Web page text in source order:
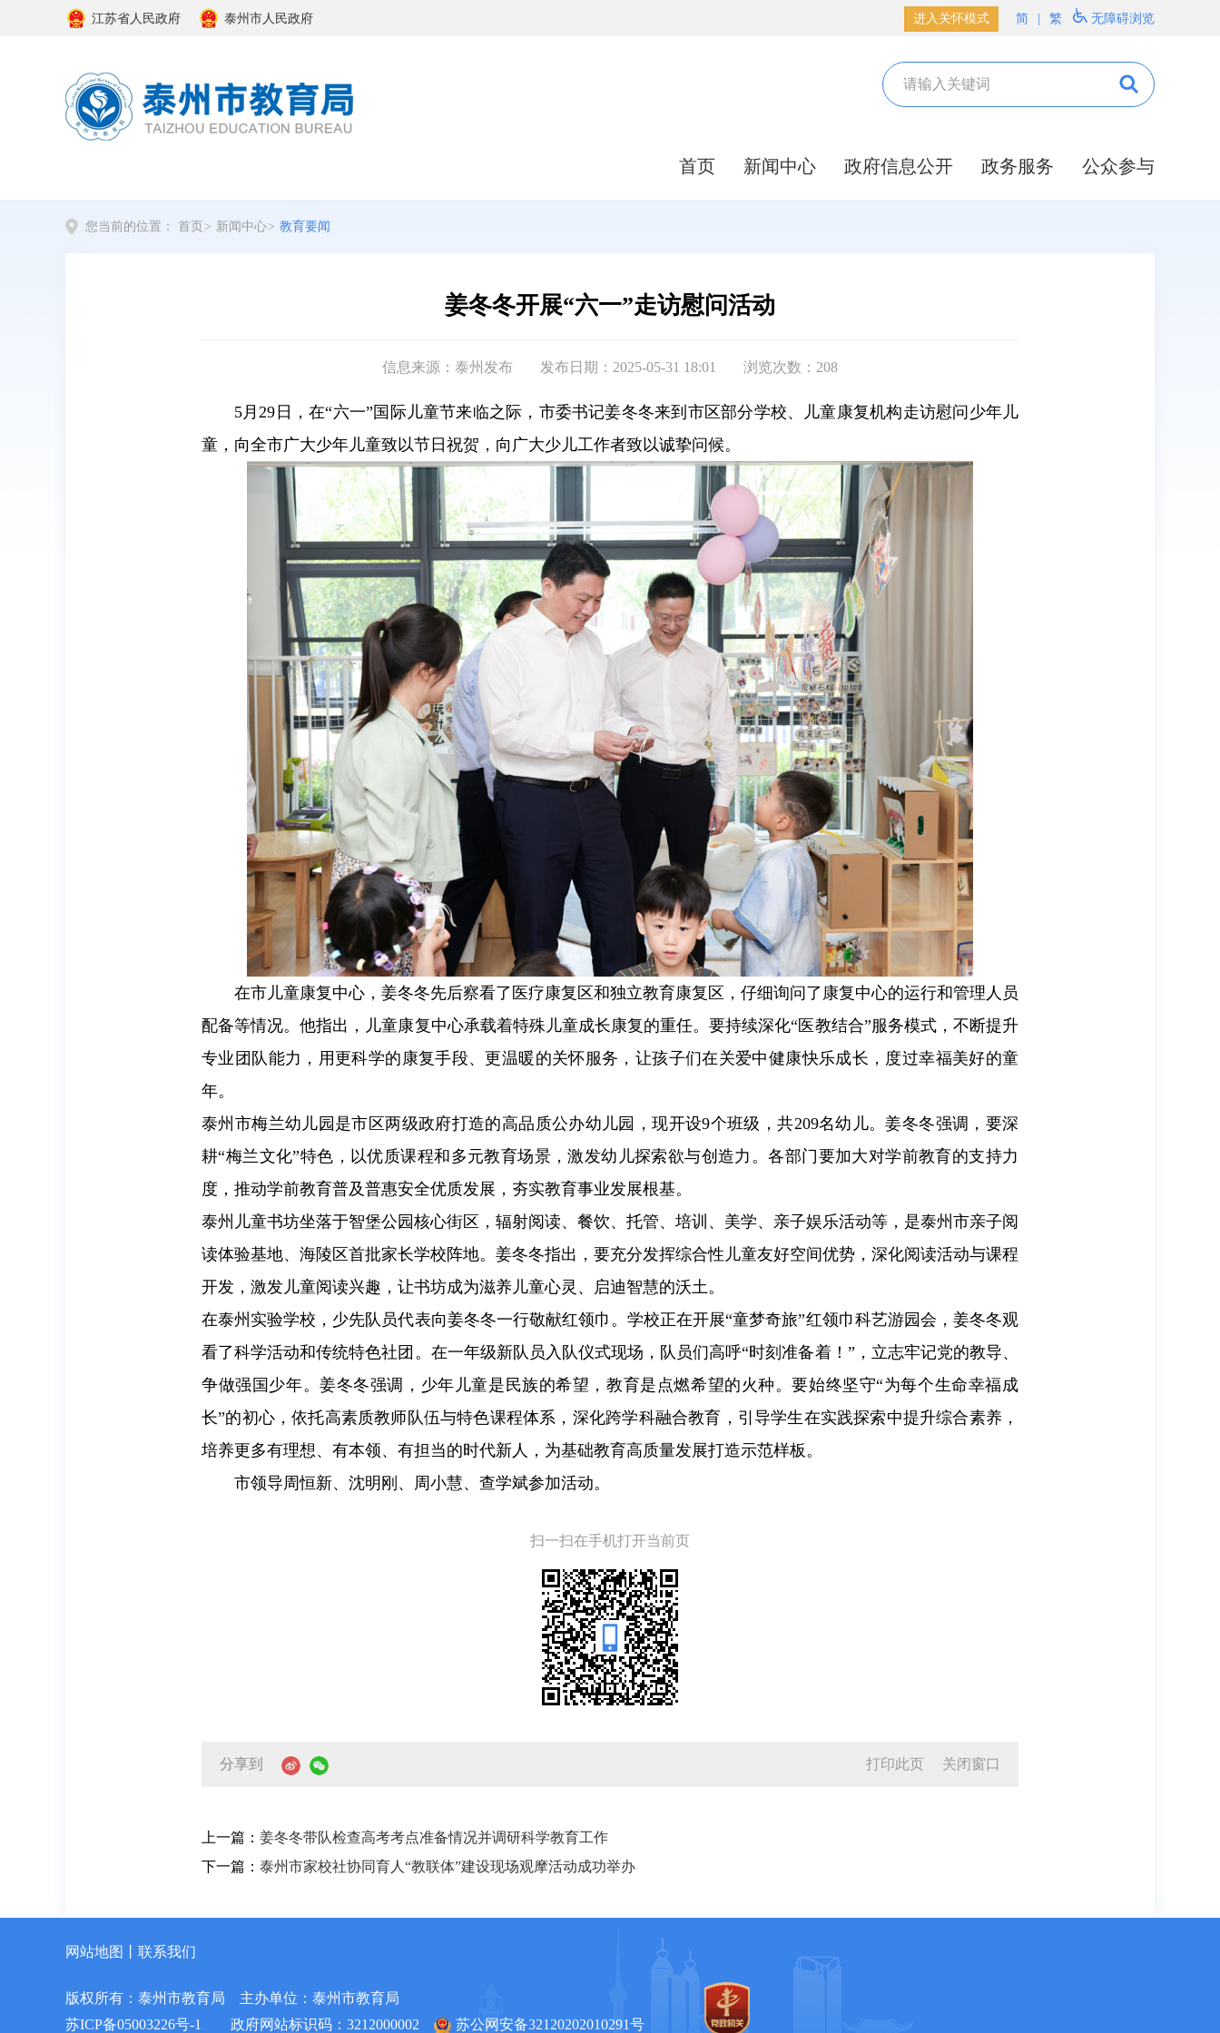
江苏省人民政府 泰州市人民政府 进入关怀模式 简 繁 无障碍浏览
首页 新闻中心 政府信息公开 政务服务 公众参与
您当前的位置： 首页 > 新闻中心> 教育要闻
姜冬冬开展“六一”走访慰问活动
信息来源：泰州发布 发布日期：2025-05-31 18:01 浏览次数： 208
5月29日，在“六一”国际儿童节来临之际，市委书记姜冬冬来到市区部分学校、儿童康复机构走访慰问少年儿
童，向全市广大少年儿童致以节日祝贺，向广大少儿工作者致以诚挚问候。
在市儿童康复中心，姜冬冬先后察看了医疗康复区和独立教育康复区，仔细询问了康复中心的运行和管理人员
配备等情况。他指出，儿童康复中心承载着特殊儿童成长康复的重任。要持续深化“医教结合”服务模式，不断提升
专业团队能力，用更科学的康复手段、更温暖的关怀服务，让孩子们在关爱中健康快乐成长，度过幸福美好的童
年。
泰州市梅兰幼儿园是市区两级政府打造的高品质公办幼儿园，现开设9个班级，共209名幼儿。姜冬冬强调，要深
耕“梅兰文化”特色，以优质课程和多元教育场景，激发幼儿探索欲与创造力。各部门要加大对学前教育的支持力
度，推动学前教育普及普惠安全优质发展，夯实教育事业发展根基。
泰州儿童书坊坐落于智堡公园核心街区，辐射阅读、餐饮、托管、培训、美学、亲子娱乐活动等，是泰州市亲子阅
读体验基地、海陵区首批家长学校阵地。姜冬冬指出，要充分发挥综合性儿童友好空间优势，深化阅读活动与课程
开发，激发儿童阅读兴趣，让书坊成为滋养儿童心灵、启迪智慧的沃土。
在泰州实验学校，少先队员代表向姜冬冬一行敬献红领巾。学校正在开展“童梦奇旅”红领巾科艺游园会，姜冬冬观
看了科学活动和传统特色社团。在一年级新队员入队仪式现场，队员们高呼“时刻准备着！”，立志牢记党的教导、
争做强国少年。姜冬冬强调，少年儿童是民族的希望，教育是点燃希望的火种。要始终坚守“为每个生命幸福成
长”的初心，依托高素质教师队伍与特色课程体系，深化跨学科融合教育，引导学生在实践探索中提升综合素养，
培养更多有理想、有本领、有担当的时代新人，为基础教育高质量发展打造示范样板。
市领导周恒新、沈明刚、周小慧、查学斌参加活动。
扫一扫在手机打开当前页
分享到 打印此页 关闭窗口
上一篇： 姜冬冬带队检查高考考点准备情况并调研科学教育工作
下一篇： 泰州市家校社协同育人“教联体”建设现场观摩活动成功举办
网站地图 联系我们
版权所有：泰州市教育局
主办单位：泰州市教育局
苏ICP备05003226号-1
政府网站标识码：3212000002 苏公网安备32120202010291号